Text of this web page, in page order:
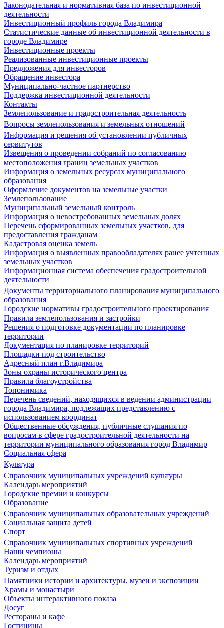
Законодательная и нормативная база по инвестиционной
деятельности
Инвестиционный профиль города Владимира
Статистические данные об инвестиционной деятельности в
городе Владимире
Инвестиционные проекты
Реализованные инвестиционные проекты
Предложения для инвесторов
Обращение инвестора
Муниципально-частное партнерство
Поддержка инвестиционной деятельности
Контакты
Землепользование и градостроительная деятельность
Вопросы землепользования и земельных отношений
Информация и решения об установлении публичных
сервитутов
Извещения о проведении собраний по согласованию
местоположения границ земельных участков
Информация о земельных ресурсах муниципального
образования
Оформление документов на земельные участки
Землепользование
Муниципальный земельный контроль
Информация о невостребованных земельных долях
Перечень сформированных земельных участков, для
предоставления гражданам
Кадастровая оценка земель
Информация о выявленных правообладателях ранее учтенных
земельных участков
Информационная система обеспечения градостроительной
деятельности
Документы территориального планирования муниципального
образования
Городские нормативы градостроительного проектирования
Правила землепользования и застройки
Решения о подготовке документации по планировке
территории
Документация по планировке территорий
Площадки под строительство
Адресный план г.Владимира
Зоны охраны исторического центра
Правила благоустройства
Топонимика
Перечень сведений, находящихся в ведении администрации
города Владимира, подлежащих представлению с
использованием координат
Общественные обсуждения, публичные слушания по
вопросам в сфере градостроительной деятельности на
территории муниципального образования город Владимир
Социальная сфера
Культура
Справочник муниципальных учреждений культуры
Календарь мероприятий
Городские премии и конкурсы
Образование
Справочник муниципальных образовательных учреждений
Социальная защита детей
Спорт
Справочник муниципальных спортивных учреждений
Наши чемпионы
Календарь мероприятий
Туризм и отдых
Памятники истории и архитектуры, музеи и экспозиции
Храмы и монастыри
Объекты интерактивного показа
Досуг
Рестораны и кафе
Гостиницы